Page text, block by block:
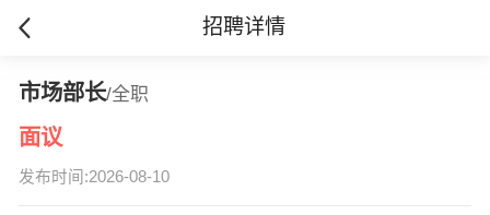
招聘详情
市场部长/全职
面议
发布时间:2026-08-10